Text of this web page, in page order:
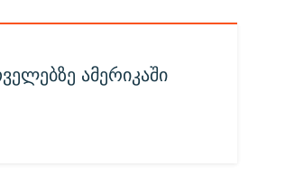
ამერიკაში